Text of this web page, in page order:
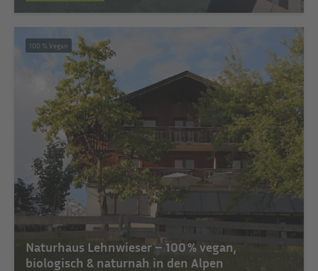
100 % Vegan
Naturhaus Lehnwieser – 100 % vegan,
biologisch & naturnah in den Alpen